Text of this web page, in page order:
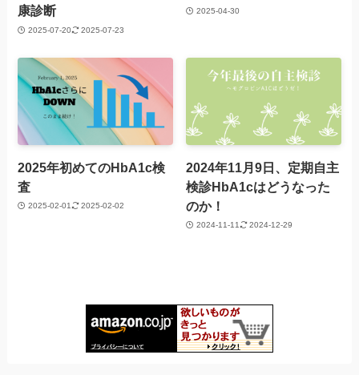
康診断
2025-07-20 2025-07-23
2025-04-30
2025年初めてのHbA1c検
査
2025-02-01 2025-02-02
2024年11月9日、定期自主
検診HbA1cはどうなった
のか！
2024-11-11 2024-12-29